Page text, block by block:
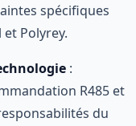
spécifiques
Polyrey.
:
R485 et
du